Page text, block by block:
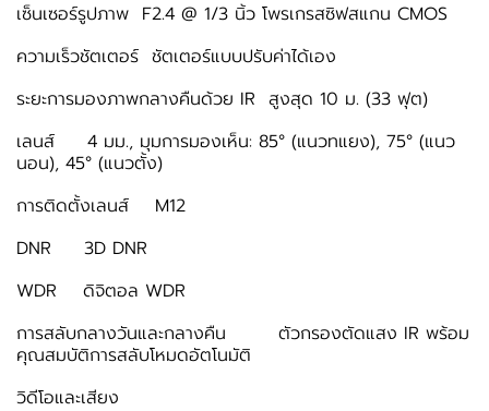
เซ็นเซอร์รูปภาพ F2.4 @ 1/3 นิ้ว โพรเกรสซิฟสแกน CMOS
ความเร็วชัตเตอร์ ชัตเตอร์แบบปรับค่าได้เอง
ระยะการมองภาพกลางคืนด้วย IR สูงสุด 10 ม. (33 ฟุต)
เลนส์ 4 มม., มุมการมองเห็น: 85° (แนวทแยง), 75° (แนว
นอน), 45° (แนวตั้ง)
การติดตั้งเลนส์ M12
DNR 3D DNR
WDR ดิจิตอล WDR
การสลับกลางวันและกลางคืน ตัวกรองตัดแสง IR พร้อม
คุณสมบัติการสลับโหมดอัตโนมัติ
วิดีโอและเสียง